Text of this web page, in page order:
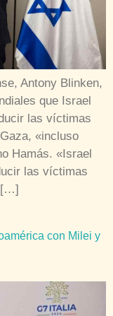
Antony Blinken,
que Israel
las víctimas
«incluso
Hamás. «Israel
las víctimas
[…]
con Milei y